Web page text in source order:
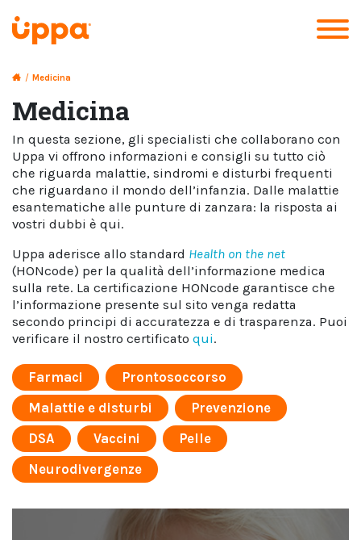
/ Medicina
Medicina
In questa sezione, gli specialisti che collaborano con
Uppa vi offrono informazioni e consigli su tutto ciò
che riguarda malattie, sindromi e disturbi frequenti
che riguardano il mondo dell’infanzia. Dalle malattie
esantematiche alle punture di zanzara: la risposta ai
vostri dubbi è qui.
Uppa aderisce allo standard Health on the net
(HONcode) per la qualità dell’informazione medica
sulla rete. La certificazione HONcode garantisce che
l’informazione presente sul sito venga redatta
secondo principi di accuratezza e di trasparenza. Puoi
verificare il nostro certificato qui.
Farmaci
Prontosoccorso
Malattie e disturbi
Prevenzione
DSA
Vaccini
Pelle
Neurodivergenze